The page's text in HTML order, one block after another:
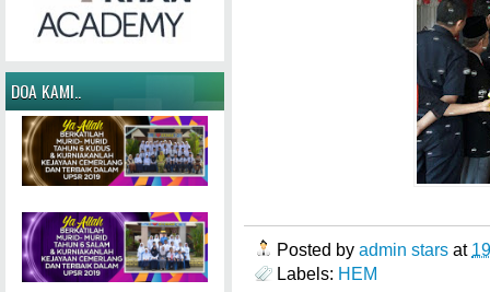
Posted by admin stars at
Labels: HEM
DOA KAMI..